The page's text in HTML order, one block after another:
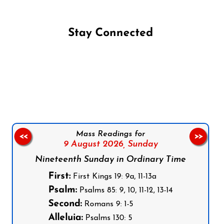
Stay Connected
Mass Readings for
9 August 2026, Sunday
Nineteenth Sunday in Ordinary Time
First: First Kings 19: 9a, 11-13a
Psalm: Psalms 85: 9, 10, 11-12, 13-14
Second: Romans 9: 1-5
Alleluia: Psalms 130: 5
<< >>